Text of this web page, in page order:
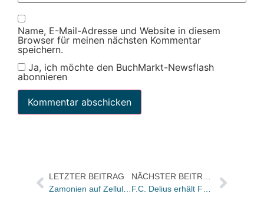
Name, E-Mail-Adresse und Website in diesem
Browser für meinen nächsten Kommentar
speichern.
Ja, ich möchte den BuchMarkt-Newsflash
abonnieren
LETZTER BEITRAG
Zamonien auf Zelluloid